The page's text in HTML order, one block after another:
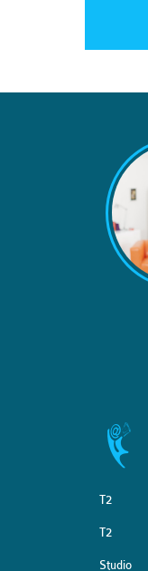
T2
T2
Studio